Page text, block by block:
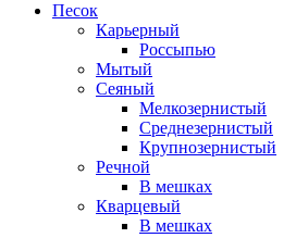
Песок
Карьерный
Россыпью
Мытый
Сеяный
Мелкозернистый
Среднезернистый
Крупнозернистый
Речной
В мешках
Кварцевый
В мешках